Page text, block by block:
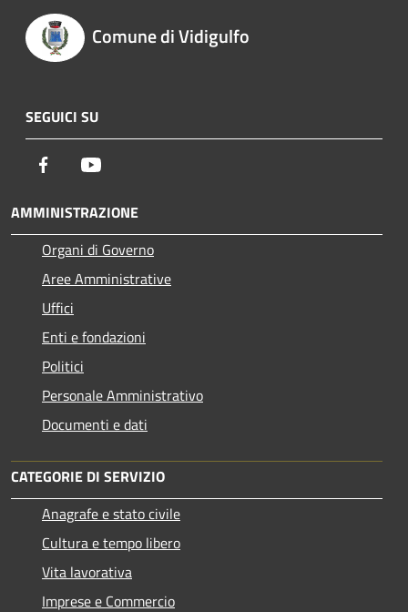
Comune di Vidigulfo
SEGUICI SU
Facebook
AMMINISTRAZIONE
Organi di Governo
Aree Amministrative
Uffici
Enti e fondazioni
Politici
Personale Amministrativo
Documenti e dati
CATEGORIE DI SERVIZIO
Anagrafe e stato civile
Cultura e tempo libero
Vita lavorativa
Imprese e Commercio